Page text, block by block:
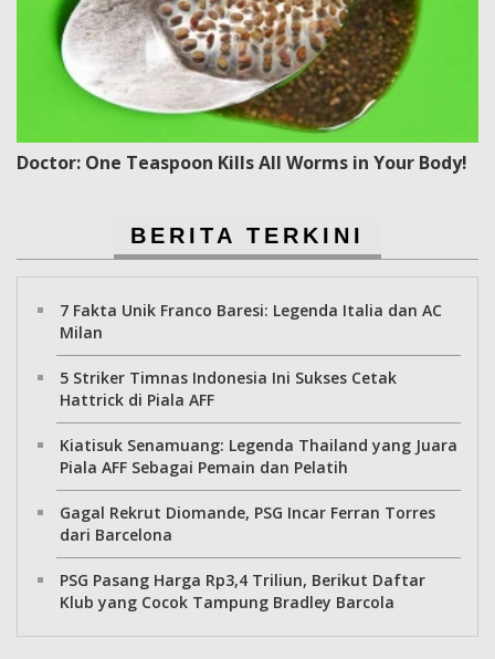
Doctor: One Teaspoon Kills All Worms in Your Body!
BERITA TERKINI
7 Fakta Unik Franco Baresi: Legenda Italia dan AC
Milan
5 Striker Timnas Indonesia Ini Sukses Cetak
Hattrick di Piala AFF
Kiatisuk Senamuang: Legenda Thailand yang Juara
Piala AFF Sebagai Pemain dan Pelatih
Gagal Rekrut Diomande, PSG Incar Ferran Torres
dari Barcelona
PSG Pasang Harga Rp3,4 Triliun, Berikut Daftar
Klub yang Cocok Tampung Bradley Barcola